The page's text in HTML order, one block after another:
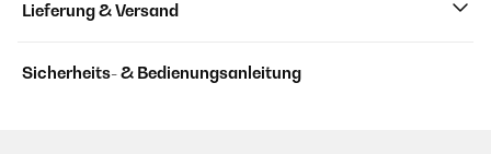
Lieferung & Versand
Sicherheits- & Bedienungsanleitung